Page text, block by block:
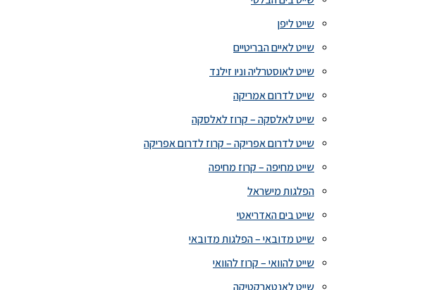
שייט ליפן
שייט לאיים הבריטיים
שייט לאוסטרליה וניו זילנד
שייט לדרום אמריקה
שייט לאלסקה – קרוז לאלסקה
שייט לדרום אפריקה – קרוז לדרום אפריקה
שייט מחיפה – קרוז מחיפה
הפלגות מישראל
שייט בים האדריאטי
שייט מדובאי – הפלגות מדובאי
שייט להוואי – קרוז להוואי
שייט לאנטארקטיקה